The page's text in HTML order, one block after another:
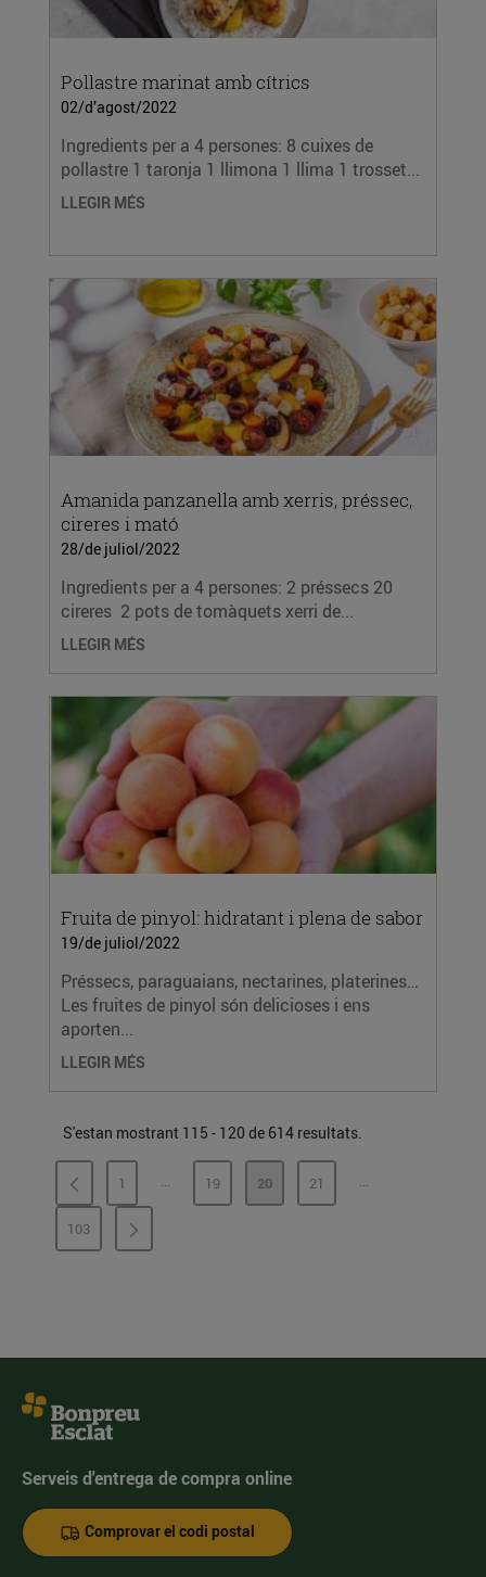
Pollastre marinat amb cítrics
02/d’agost/2022
Ingredients per a 4 persones: 8 cuixes de
pollastre 1 taronja 1 llimona 1 llima 1 trosset...
LLEGIR MÉS
Amanida panzanella amb xerris, préssec,
cireres i mató
28/de juliol/2022
Ingredients per a 4 persones: 2 préssecs 20
cireres 2 pots de tomàquets xerri de...
LLEGIR MÉS
Fruita de pinyol: hidratant i plena de sabor
19/de juliol/2022
Préssecs, paraguaians, nectarines, platerines…
Les fruites de pinyol són delicioses i ens
aporten...
LLEGIR MÉS
S'estan mostrant 115 - 120 de 614 resultats.
PÀGINA
1 ...PÀGINES INTERMÈDIES
PÀGINA
19 PÀGINA
20 PÀGINA
21 ...PÀGINES
PÀGINA
103
Serveis d'entrega de compra online
Comprovar el codi postal